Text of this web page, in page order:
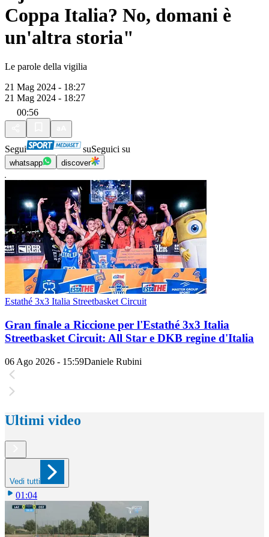
Coppa Italia? No, domani è
un'altra storia"
Le parole della vigilia
21 Mag 2024 - 18:27
21 Mag 2024 - 18:27
00:56
Segui suSeguici su
whatsapp discover
Estathé 3x3 Italia Streetbasket Circuit
Gran finale a Riccione per l'Estathé 3x3 Italia
Streetbasket Circuit: All Star e DKB regine d'Italia
06 Ago 2026 - 15:59Daniele Rubini
Ultimi video
Vedi tutti
01:04